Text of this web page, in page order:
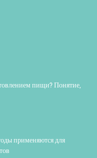
пищи? Понятие,
применяются для